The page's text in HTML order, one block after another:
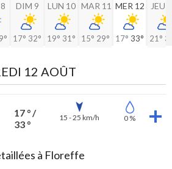
DIM 9
17° 32°
LUN 10
19° 31°
MAR 11
15° 29°
MER 12
17° 33°
JEU
21°
12 AOÛT
17 ° /
33 °
15 - 25 km/h 0 %
à Floreffe